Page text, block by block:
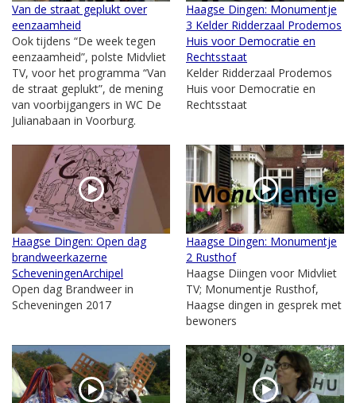
Van de straat geplukt over
eenzaamheid
Ook tijdens “De week tegen
eenzaamheid”, polste Midvliet
TV, voor het programma “Van
de straat geplukt”, de mening
van voorbijgangers in WC De
Julianabaan in Voorburg.
Haagse Dingen: Monumentje
3 Kelder Ridderzaal Prodemos
Huis voor Democratie en
Rechtsstaat
Kelder Ridderzaal Prodemos
Huis voor Democratie en
Rechtsstaat
Haagse Dingen: Open dag
brandweerkazerne
ScheveningenArchipel
Open dag Brandweer in
Scheveningen 2017
Haagse Dingen: Monumentje
2 Rusthof
Haagse Diingen voor Midvliet
TV; Monumentje Rusthof,
Haagse dingen in gesprek met
bewoners